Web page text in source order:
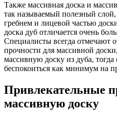
Также массивная доска и
так называемый полезный
гребнем и лицевой частью
доска дуб отличается очень
Специалисты всегда отмечают
прочности для массивной
массивную доску из дуба,
беспокоиться как минимум на
Привлекательные
массивную доску